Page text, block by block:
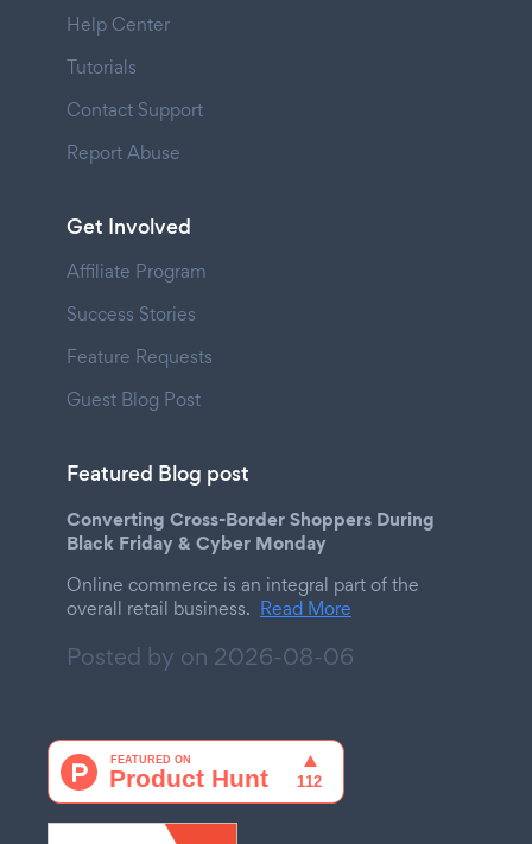
Help Center
Tutorials
Contact Support
Report Abuse
Get Involved
Affiliate Program
Success Stories
Feature Requests
Guest Blog Post
Featured Blog post
Converting Cross-Border Shoppers During
Black Friday & Cyber Monday
Online commerce is an integral part of the
overall retail business. Read More
Posted by on 2026-08-06